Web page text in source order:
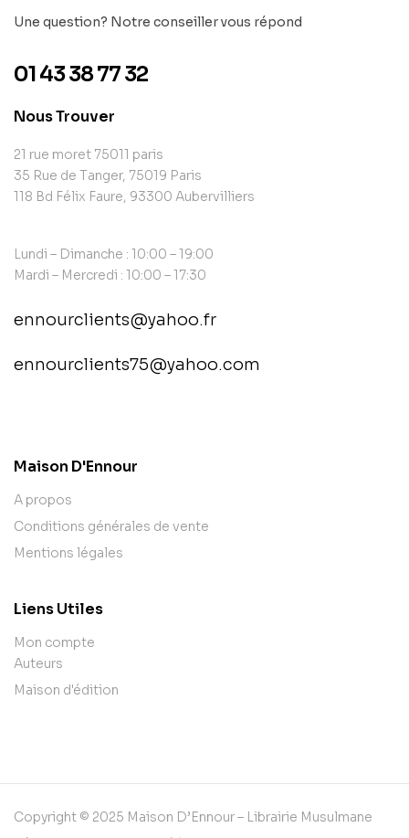
Une question? Notre conseiller vous répond
01 43 38 77 32
Nous Trouver
21 rue moret 75011 paris
35 Rue de Tanger, 75019 Paris
118 Bd Félix Faure, 93300 Aubervilliers
Lundi – Dimanche : 10:00 – 19:00
Mardi – Mercredi : 10:00 – 17:30
ennourclients@yahoo.fr
ennourclients75@yahoo.com
Maison D'Ennour
A propos
Conditions générales de vente
Mentions légales
Liens Utiles
Mon compte
Auteurs
Maison d'édition
Copyright © 2025 Maison D’Ennour – Librairie Musulmane